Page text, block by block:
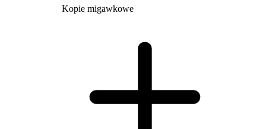
Kopie migawkowe